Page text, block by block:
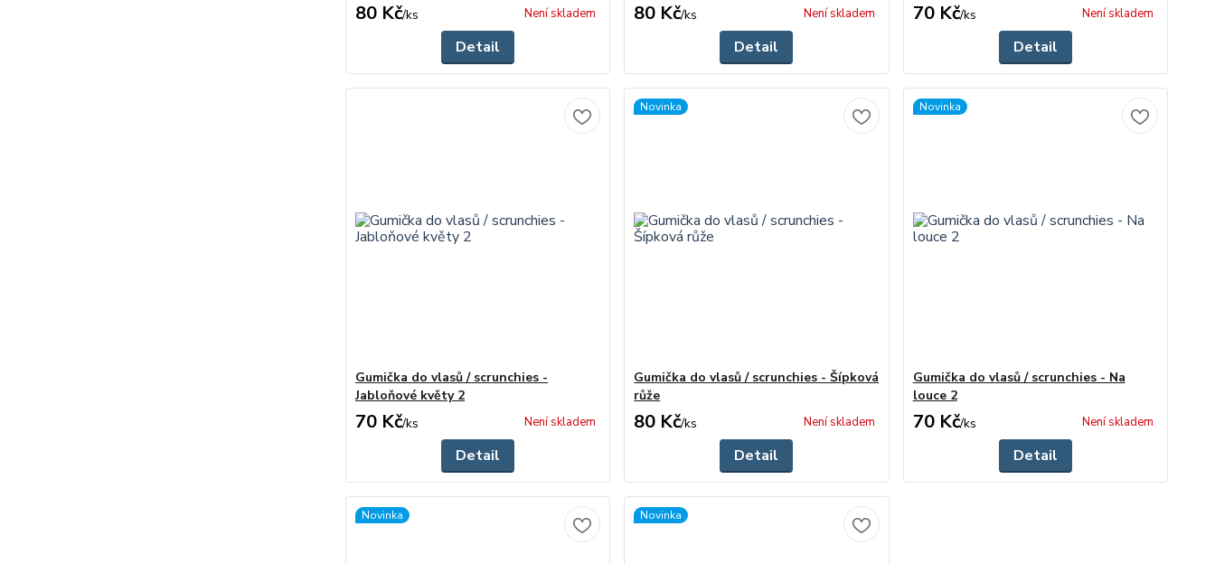
80 Kč/ks Není skladem
Detail
80 Kč/ks Není skladem
Detail
70 Kč/ks Není skladem
Detail
Gumička do vlasů / scrunchies -
Jabloňové květy 2
70 Kč/ks Není skladem
Detail
Novinka
Gumička do vlasů / scrunchies - Šípková
růže
80 Kč/ks Není skladem
Detail
Novinka
Gumička do vlasů / scrunchies - Na
louce 2
70 Kč/ks Není skladem
Detail
Novinka Novinka